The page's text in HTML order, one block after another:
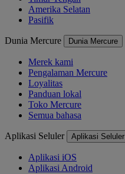
Amerika Selatan
Pasifik
Dunia Mercure Dunia Mercure
Merek kami
Pengalaman Mercure
Loyalitas
Panduan lokal
Toko Mercure
Semua bahasa
Aplikasi Seluler Aplikasi Seluler
Aplikasi iOS
Aplikasi Android